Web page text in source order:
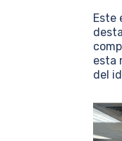
Este
esta
del